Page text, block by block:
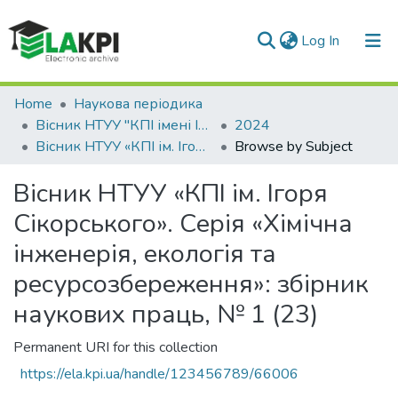
Log In (current)
Communities & Collections
All of DSpace
Home
Наукова періодика
Вісник НТУУ "КПІ імені Ігоря Сікорського". Серія: Хімічна інженерія, екологія та ресурсозбереження
2024
Вісник НТУУ «КПІ ім. Ігоря Сікорського». Серія «Хімічна інженерія, екологія та ресурсозбереження»: збірник наукових праць, № 1 (23)
Browse by Subject
Вісник НТУУ «КПІ ім. Ігоря
Сікорського». Серія «Хімічна
інженерія, екологія та
ресурсозбереження»: збірник
наукових праць, № 1 (23)
Permanent URI for this collection
https://ela.kpi.ua/handle/123456789/66006